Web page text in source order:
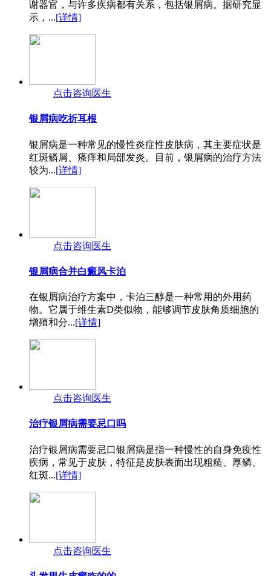
谢器官，与许多疾病都有关系，包括银屑病。据研究显
示，...[详情]
点击咨询医生
银屑病吃折耳根
银屑病是一种常见的慢性炎症性皮肤病，其主要症状是
红斑鳞屑、瘙痒和局部发炎。目前，银屑病的治疗方法
较为...[详情]
点击咨询医生
银屑病合并白癜风卡泊
在银屑病治疗方案中，卡泊三醇是一种常用的外用药
物。它属于维生素D类似物，能够调节皮肤角质细胞的
增殖和分...[详情]
点击咨询医生
治疗银屑病需要忌口吗
治疗银屑病需要忌口银屑病是指一种慢性的自身免疫性
疾病，常见于皮肤，特征是皮肤表面出现粗糙、厚鳞、
红斑...[详情]
点击咨询医生